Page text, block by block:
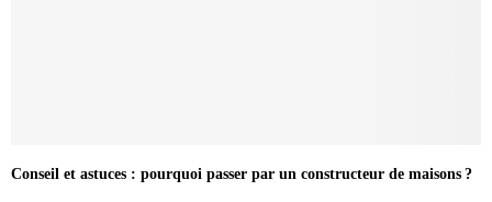
Conseil et astuces : pourquoi passer par un constructeur de maisons ?